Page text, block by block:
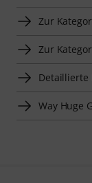
Zur
Zur
Detaillierte
Way Huge